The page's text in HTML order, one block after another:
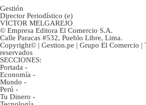
Gestión
Director Periodístico (e)
VÍCTOR MELGAREJO
© Empresa Editora El Comercio S.A.
Calle Paracas #532, Pueblo Libre, Lima.
Copyright© | Gestion.pe | Grupo El Comercio |
reservados
SECCIONES:
Portada -
Economía -
Mundo -
Perú -
Tu Dinero -